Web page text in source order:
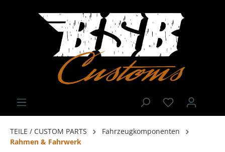
TEILE / CUSTOM PARTS
Fahrzeugkomponenten
Rahmen & Fahrwerk